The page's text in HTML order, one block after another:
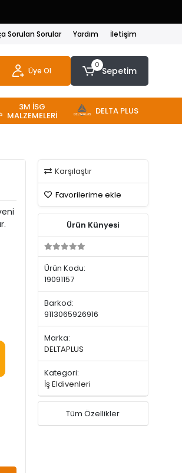
Sorulan Sorular Yardım İletişim
Üye Ol
0
Sepetim
3M İSG
MALZEMELERİ DELTA PLUS
Karşılaştır
Favorilerime ekle
Ürün Künyesi
Ürün Kodu:
19091157
Barkod:
9113065926916
Marka:
DELTAPLUS
Kategori:
İş Eldivenleri
Tüm Özellikler